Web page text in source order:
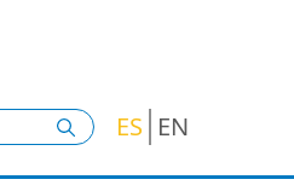
account menu
Buscar ES EN